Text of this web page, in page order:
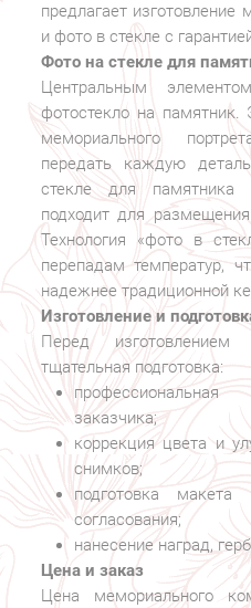
предлагает
и фото в стекле с
Фото на стекле для
Центральным
фотостекло на памятник.
мемориального
передать каждую
стекле для памятника
подходит для
Технология «фото в
перепадам температур,
надежнее традиционной
Изготовление и
Перед изготовлением
тщательная подготовка:
заказчика;
коррекция цвета и
снимков;
подготовка
согласования;
нанесение наград,
Цена и заказ
Цена мемориального